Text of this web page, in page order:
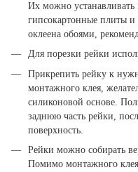
Их можно устанавливать
гипсокартонные плиты и
оклеена обоями,
Для порезки рейки
Прикрепить рейку к
монтажного клея,
силиконовой основе.
заднюю часть рейки,
поверхность.
Рейки можно собирать
Помимо монтажного